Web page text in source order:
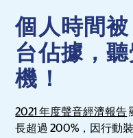
個人時間
台佔據，
機！
2021 年度聲音經濟報告
長超過 200%，因行動